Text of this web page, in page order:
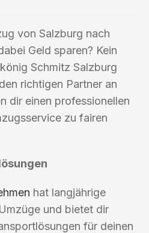
von Salzburg nach
Geld sparen? Kein
Schmitz Salzburg
richtigen Partner an
dir einen professionellen
zu fairen
hat langjährige
und bietet dir
für deinen